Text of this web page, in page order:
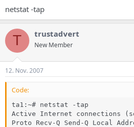
netstat -tap
T trustadvert
New Member
12. Nov. 2007
Code:
ta1:~# netstat -tap
Active Internet connections
Proto Recv-Q Send-Q Local